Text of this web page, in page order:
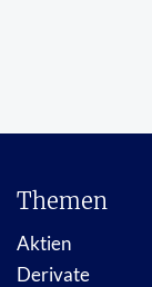
Themen
Aktien
Derivate